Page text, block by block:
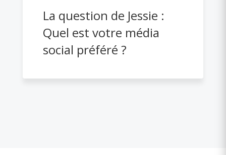
La question de Jessie :
Quel est votre média
social préféré ?